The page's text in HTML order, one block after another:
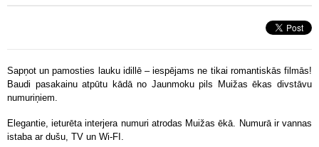
Sapņot un pamosties lauku idillē – iespējams ne tikai romantiskās filmās!
Baudi pasakainu atpūtu kādā no Jaunmoku pils Muižas ēkas divstāvu
numuriņiem.
Elegantie, ieturēta interjera numuri atrodas Muižas ēkā. Numurā ir vannas
istaba ar dušu, TV un Wi-FI.